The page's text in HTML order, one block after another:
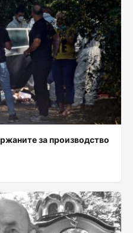
за производство